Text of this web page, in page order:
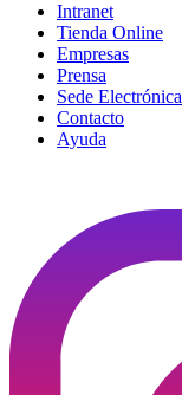
Intranet
Tienda Online
Empresas
Prensa
Sede Electrónica
Contacto
Ayuda